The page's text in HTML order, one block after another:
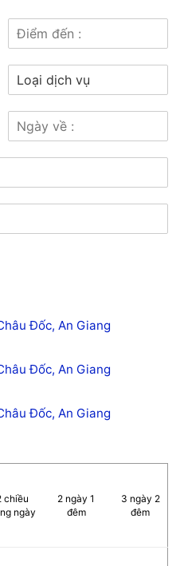
chiều
ngày
2 ngày 1
đêm
3 ngày 2
đêm